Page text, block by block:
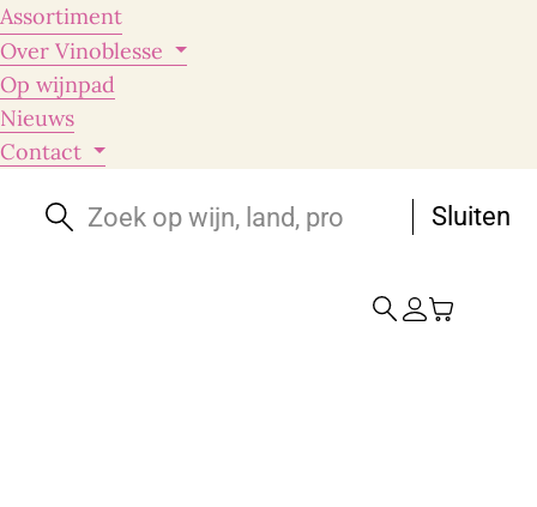
Assortiment
Over Vinoblesse
Op wijnpad
Nieuws
Contact
Sluiten